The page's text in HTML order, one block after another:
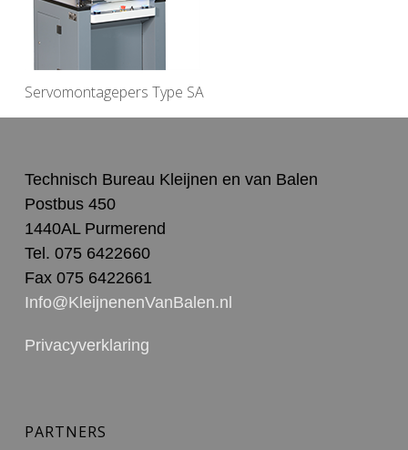
Servomontagepers Type SA
Technisch Bureau Kleijnen en van Balen
Postbus 450
1440AL Purmerend
Tel. 075 6422660
Fax 075 6422661
Info@KleijnenenVanBalen.nl
Privacyverklaring
PARTNERS